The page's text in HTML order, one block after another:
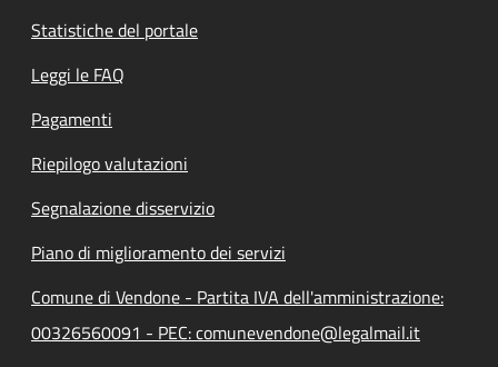
Statistiche del portale
Leggi le FAQ
Pagamenti
Riepilogo valutazioni
Segnalazione disservizio
Piano di miglioramento dei servizi
Comune di Vendone - Partita IVA dell'amministrazione:
00326560091 - PEC: comunevendone@legalmail.it